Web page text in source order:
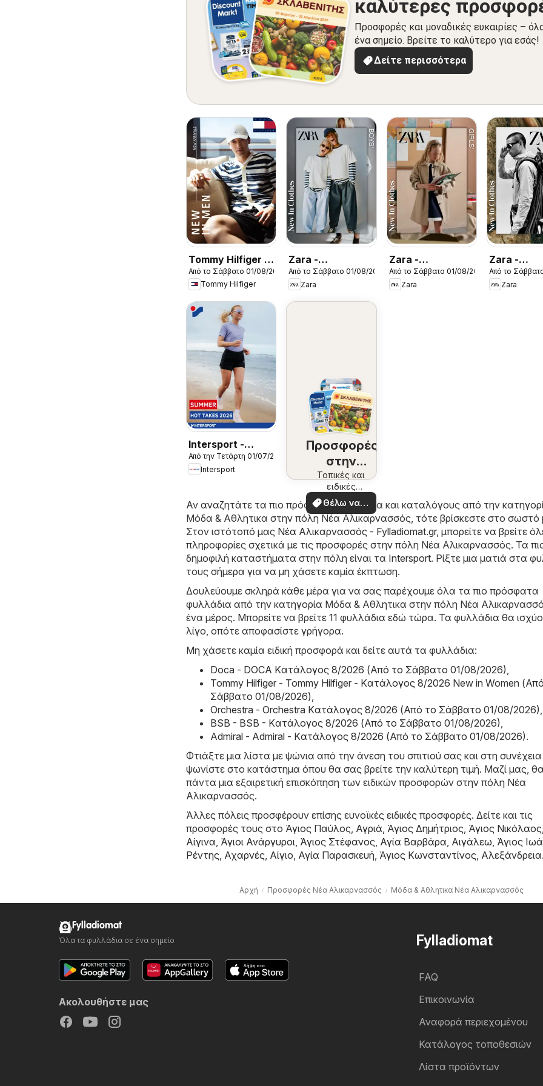
καλύτερες
Προσφορές και μοναδικές ευκαιρίες –
ένα σημείο. Βρείτε το καλύτερο για εσάς!
Δείτε περισσότερα
Tommy Hilfiger -
Kατάλογος
8/2026 New in
Men
Από το Σάββατο 01/08/2026
Tommy Hilfiger
Zara -
Kατάλογος
8/2026 boys
Από το Σάββατο 01/08/2026
Zara
Zara -
Kατάλογος
8/2026 girls
Από το Σάββατο 01/08/2026
Zara
Zara -
8/2026 men
Από το
Zara
Intersport -
Kατάλογος
7/2026
Από την Τετάρτη 01/07/2026
Intersport
Προσφορές
στην
περιοχή
σας
Τοπικές και
ειδικές
προσφορές
Θέλω να
δω
Αν αναζητάτε τα πιο πρόσφατα φυλλάδια και καταλόγους από την
Μόδα & Aθλητικα στην πόλη Νέα Αλικαρνασσός, τότε βρίσκεστε στο σωστό
Στον ιστότοπό μας Νέα Αλικαρνασσός - Fylladiomat.gr, μπορείτε να βρείτε
πληροφορίες σχετικά με τις προσφορές στην πόλη Νέα Αλικαρνασσός. Τα
δημοφιλή καταστήματα στην πόλη είναι τα Intersport. Ρίξτε μια ματιά στα
τους σήμερα για να μη χάσετε καμία έκπτωση.
Δουλεύουμε σκληρά κάθε μέρα για να σας παρέχουμε όλα τα πιο πρόσφατα
φυλλάδια από την κατηγορία Μόδα & Aθλητικα στην πόλη Νέα
ένα μέρος. Μπορείτε να βρείτε 11 φυλλάδια εδώ τώρα. Τα φυλλάδια θα
λίγο, οπότε αποφασίστε γρήγορα.
Μη χάσετε καμία ειδική προσφορά και δείτε αυτά τα φυλλάδια:
Doca - DOCA Kατάλογος 8/2026 (Από το Σάββατο 01/08/2026),
Tommy Hilfiger - Tommy Hilfiger - Kατάλογος 8/2026 New in Women
Σάββατο 01/08/2026),
Orchestra - Orchestra Kατάλογος 8/2026 (Από το Σάββατο 01/08/2026),
BSB - BSB - Kατάλογος 8/2026 (Από το Σάββατο 01/08/2026),
Admiral - Admiral - Kατάλογος 8/2026 (Από το Σάββατο 01/08/2026).
Φτιάξτε μια λίστα με ψώνια από την άνεση του σπιτιού σας και στη συνέχεια
ψωνίστε στο κατάστημα όπου θα σας βρείτε την καλύτερη τιμή. Μαζί μας,
πάντα μια εξαιρετική επισκόπηση των ειδικών προσφορών στην πόλη Νέα
Αλικαρνασσός.
Άλλες πόλεις προσφέρουν επίσης ευνοϊκές ειδικές προσφορές. Δείτε και τις
προσφορές τους στο Άγιος Παύλος, Αγριά, Άγιος Δημήτριος, Άγιος Νικόλαος,
Αίγινα, Άγιοι Ανάργυροι, Άγιος Στέφανος, Αγία Βαρβάρα, Αιγάλεω, Άγιος
Ρέντης, Αχαρνές, Αίγιο, Αγία Παρασκευή, Άγιος Κωνσταντίνος, Αλεξάνδρεια.
Αρχή Προσφορές Νέα Αλικαρνασσός Μόδα & Aθλητικα Νέα Αλικαρνασσός
Fylladiomat
FAQ
Επικοινωνία
Αναφορά περιεχομένου
Κατάλογος τοποθεσιών
Λίστα προϊόντων
Fylladiomat
Όλα τα φυλλάδια σε ένα σημείο
Ακολουθήστε μας